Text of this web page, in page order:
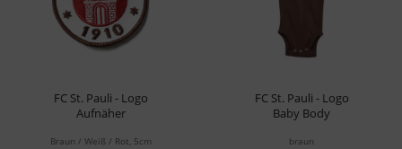
FC St. Pauli - Logo
Aufnäher
Braun / Weiß / Rot, 5cm
FC St. Pauli - Logo
Baby Body
braun